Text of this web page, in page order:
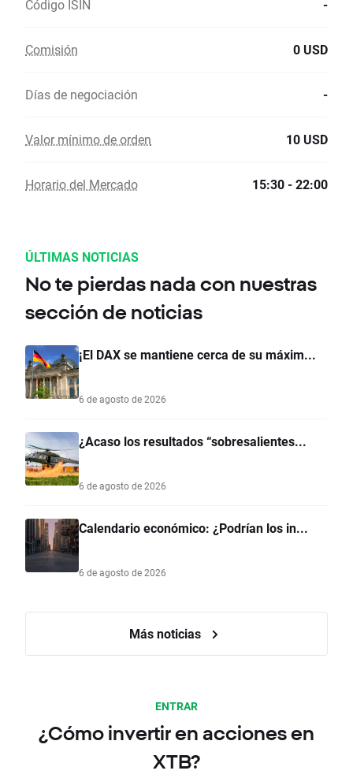
Código ISIN -
Comisión 0 USD
Días de negociación -
Valor mínimo de orden 10 USD
Horario del Mercado 15:30 - 22:00
ÚLTIMAS NOTICIAS
No te pierdas nada con nuestras
sección de noticias
¡El DAX se mantiene cerca de su máxim...
6 de agosto de 2026
¿Acaso los resultados “sobresalientes...
6 de agosto de 2026
Calendario económico: ¿Podrían los in...
6 de agosto de 2026
Más noticias
ENTRAR
¿Cómo invertir en acciones en
XTB?